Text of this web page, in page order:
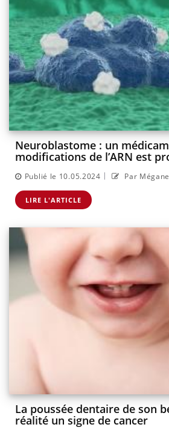
Neuroblastome : un
modifications de l’ARN est
Publié le 10.05.2024 | Par
LIRE L'ARTICLE
La poussée dentaire de son
réalité un signe de cancer